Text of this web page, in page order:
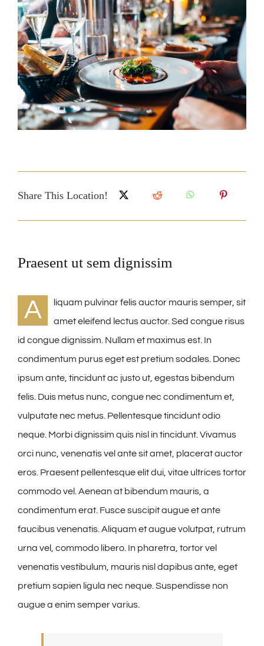
Larger
Image
Share This Location!
Praesent ut sem dignissim
A
liquam pulvinar felis auctor mauris semper, sit
amet eleifend lectus auctor. Sed congue risus
id congue dignissim. Nullam et maximus est. In
condimentum purus eget est pretium sodales. Donec
ipsum ante, tincidunt ac justo ut, egestas bibendum
felis. Duis metus nunc, congue nec condimentum et,
vulputate nec metus. Pellentesque tincidunt odio
neque. Morbi dignissim quis nisl in tincidunt. Vivamus
orci nunc, venenatis vel ante sit amet, placerat auctor
eros. Praesent pellentesque elit dui, vitae ultrices tortor
commodo vel. Aenean at bibendum mauris, a
condimentum erat. Fusce suscipit augue et ante
faucibus venenatis. Aliquam et augue volutpat, rutrum
urna vel, commodo libero. In pharetra, tortor vel
venenatis vestibulum, mauris nisl dapibus ante, eget
pretium sapien ligula nec neque. Suspendisse non
augue a enim semper varius.